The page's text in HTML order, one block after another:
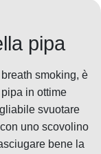
pipa
smoking, è
in ottime
svuotare
uno scovolino
bene la